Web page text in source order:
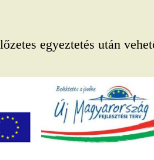
egyeztetés után